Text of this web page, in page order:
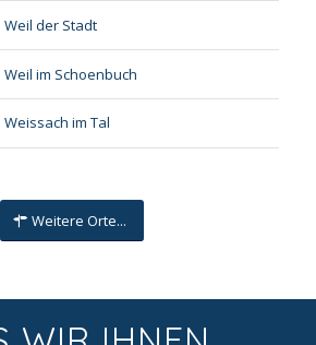
der Stadt
im Schoenbuch
im Tal
Weitere Orte...